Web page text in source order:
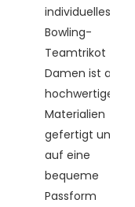
individuelles
Bowling-
Teamtrikot für
Damen ist aus
hochwertigen
Materialien
gefertigt und
auf eine
bequeme
Passform